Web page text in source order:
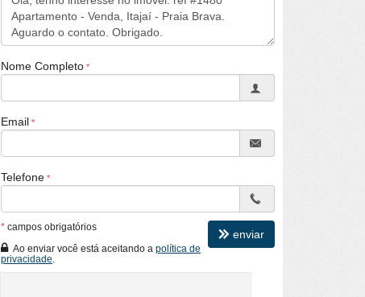
Nome Completo
Email
Telefone
* campos obrigatórios
Ao enviar você está aceitando a política de
privacidade
enviar